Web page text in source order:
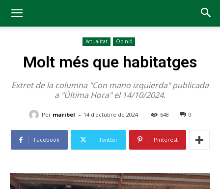
Actualitat Opinió
Molt més que habitatges
Extret de la columna "Con mano izquierda" publicada
a "Última Hora" el 14/10/2024.
Per maribel - 14 d'octubre de 2024 648 0
Facebook Twitter Pinterest